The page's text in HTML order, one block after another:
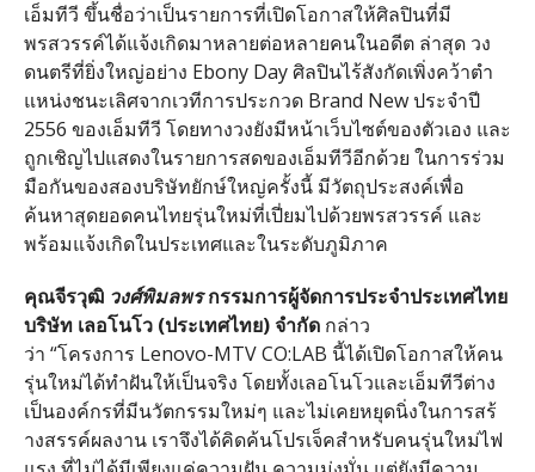
เอ็มทีวี ขึ้นชื่อว่าเป็นรายการที่เปิดโอกาสให้ศิลปินที่มี
พรสวรรค์ได้แจ้งเกิดมาหลายต่อหลายคนในอดีต ล่าสุด วง
ดนตรีที่ยิ่งใหญ่อย่าง Ebony Day ศิลปินไร้สังกัดเพิ่งคว้าตำ
แหน่งชนะเลิศจากเวทีการประกวด Brand New ประจำปี
2556 ของเอ็มทีวี โดยทางวงยังมีหน้าเว็บไซต์ของตัวเอง และ
ถูกเชิญไปแสดงในรายการสดของเอ็มทีวีอีกด้วย ในการร่วม
มือกันของสองบริษัทยักษ์ใหญ่ครั้งนี้ มีวัตถุประสงค์เพื่อ
ค้นหาสุดยอดคนไทยรุ่นใหม่ที่เปี่ยมไปด้วยพรสวรรค์ และ
พร้อมแจ้งเกิดในประเทศและในระดับภูมิภาค
คุณจีรวุฒิ วงศ์พิมลพร กรรมการผู้จัดการประจำประเทศไทย
บริษัท เลอโนโว (ประเทศไทย)จำกัดกล่าว
ว่า “โครงการ Lenovo-MTV CO:LAB นี้ได้เปิดโอกาสให้คน
รุ่นใหม่ได้ทำฝันให้เป็นจริง โดยทั้งเลอโนโวและเอ็มทีวีต่าง
เป็นองค์กรที่มีนวัตกรรมใหม่ๆ และไม่เคยหยุดนิ่งในการสร้
างสรรค์ผลงาน เราจึงได้คิดค้นโปรเจ็คสำหรับคนรุ่นใหม่ไฟ